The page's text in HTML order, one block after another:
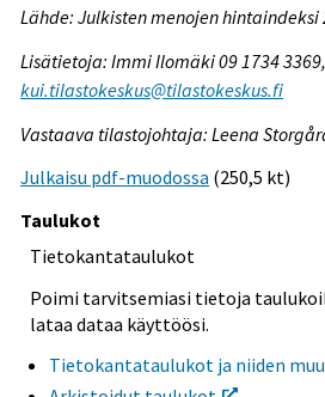
Lähde: Julkisten menojen hintaindeksi
Lisätietoja: Immi Ilomäki 09 1734
kui.tilastokeskus@tilastokeskus.fi
Vastaava tilastojohtaja: Leena
Julkaisu pdf-muodossa (250,5 kt)
Taulukot
Tietokantataulukot
Poimi tarvitsemiasi tietoja
lataa dataa käyttöösi.
Tietokantataulukot ja niiden